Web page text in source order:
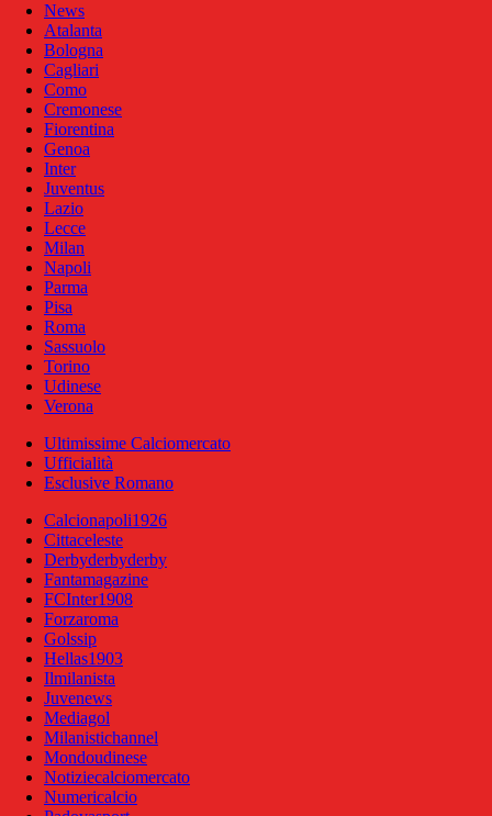
News
Atalanta
Bologna
Cagliari
Como
Cremonese
Fiorentina
Genoa
Inter
Juventus
Lazio
Lecce
Milan
Napoli
Parma
Pisa
Roma
Sassuolo
Torino
Udinese
Verona
Ultimissime Calciomercato
Ufficialità
Esclusive Romano
Calcionapoli1926
Cittaceleste
Derbyderbyderby
Fantamagazine
FCInter1908
Forzaroma
Golssip
Hellas1903
Ilmilanista
Juvenews
Mediagol
Milanistichannel
Mondoudinese
Notiziecalciomercato
Numericalcio